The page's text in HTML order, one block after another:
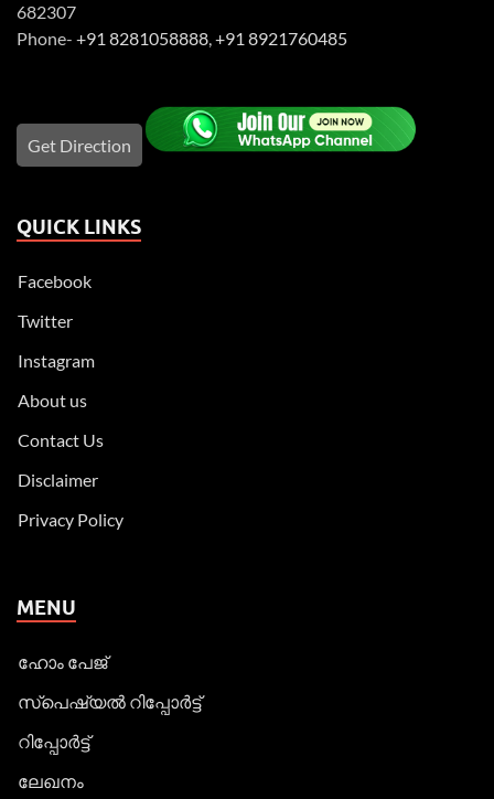
682307
Phone- +91 8281058888,+91 8921760485
Get Direction
QUICK LINKS
Facebook
Twitter
Instagram
About us
Contact Us
Disclaimer
Privacy Policy
MENU
ഹോം പേജ്
സ്പെഷ്യൽ റിപ്പോര്‍ട്ട്
റിപ്പോര്‍ട്ട്
ലേഖനം